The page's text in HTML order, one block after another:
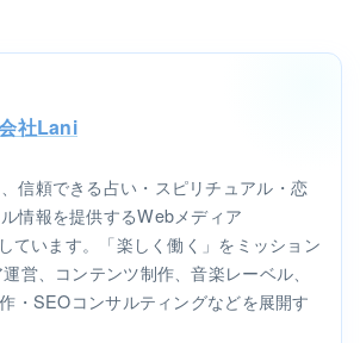
社Lani
信頼できる占い・スピリチュアル・恋
情報を提供するWebメディア
ています。「楽しく働く」をミッション
営、コンテンツ制作、音楽レーベル、
・SEOコンサルティングなどを展開す